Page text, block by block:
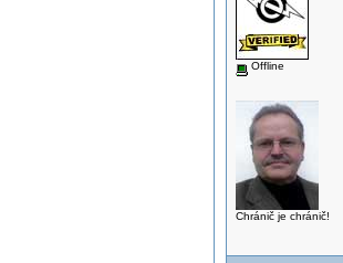
Offline
Chránič je chránič!